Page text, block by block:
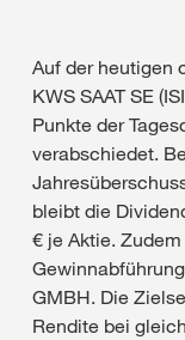
Auf der heutigen
KWS SAAT SE
Punkte der
verabschiedet.
bleibt die
€ je Aktie.
GMBH. Die
Rendite bei